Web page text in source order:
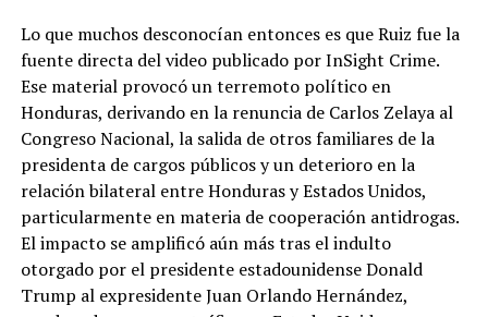
Lo que muchos desconocían entonces es que Ruiz fue la
fuente directa del video publicado por InSight Crime.
Ese material provocó un terremoto político en
Honduras, derivando en la renuncia de Carlos Zelaya al
Congreso Nacional, la salida de otros familiares de la
presidenta de cargos públicos y un deterioro en la
relación bilateral entre Honduras y Estados Unidos,
particularmente en materia de cooperación antidrogas.
El impacto se amplificó aún más tras el indulto
otorgado por el presidente estadounidense Donald
Trump al expresidente Juan Orlando Hernández,